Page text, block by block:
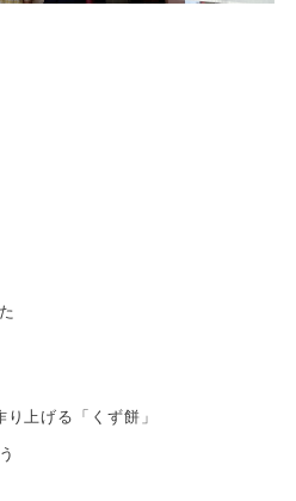
上げる「くず餅」